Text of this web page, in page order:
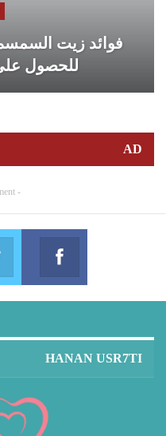
فوائد زيت
للحصول
AD
-
HANAN USR7TI